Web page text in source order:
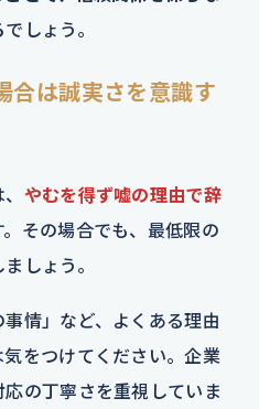
でしょう。
は誠実さを意識す
やむを得ず嘘の理由で辞
その場合でも、最低限の
しょう。
事情」など、よくある理由
をつけてください。企業
の丁寧さを重視していま